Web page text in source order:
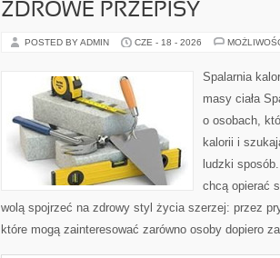
ZDROWE PRZEPISY
POSTED BY ADMIN CZE - 18 - 2026
Spalarnia
masy ciała
o osobach,
kalorii i
ludzki
chcą opierać
wolą spojrzeć na zdrowy styl życia szerzej: przez
które mogą zainteresować zarówno osoby dopiero